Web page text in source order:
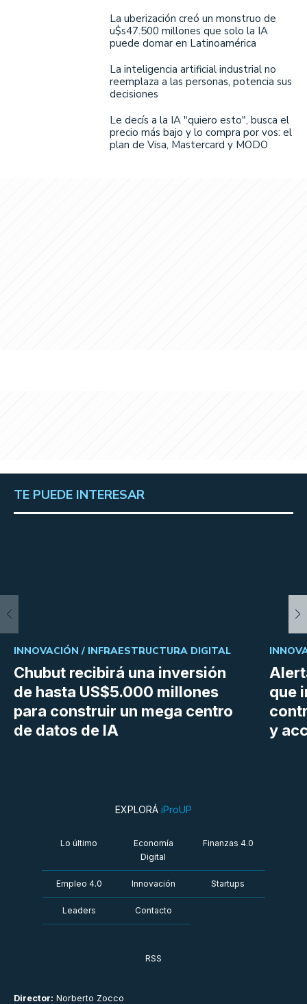
La uberización creó un monstruo de
u$s47.500 millones que solo la IA
puede domar en Latinoamérica
La inteligencia artificial industrial no
reemplaza a las personas, potencia sus
decisiones
Le decís a la IA "quiero esto", busca el
precio más bajo y lo compra por vos: el
plan de Visa, Mastercard y MODO
TE PUEDE INTERESAR
Chubut recibirá una inversión
de hasta US$5.000 millones
para construir un mega centro
de datos de IA
INNOVACIÓN / INFRAESTRUCTURA DIGITAL
que
y
Director: Norberto Zocco
EXPLORÁ iProUP
Lo último
Economía
Digital
Finanzas 4.0
Empleo 4.0 Innovación Startups
Leaders Contacto
RSS